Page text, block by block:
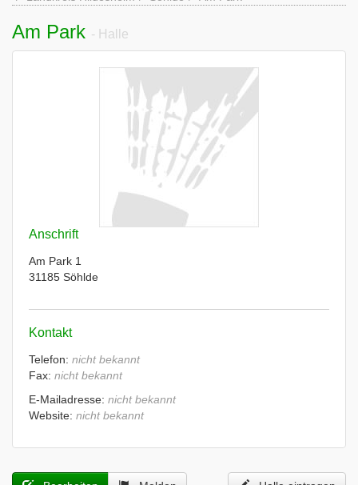
Am Park - Halle
Anschrift
Am Park 1
31185 Söhlde
Kontakt
Telefon: nicht bekannt
Fax: nicht bekannt
E-Mailadresse: nicht bekannt
Website: nicht bekannt